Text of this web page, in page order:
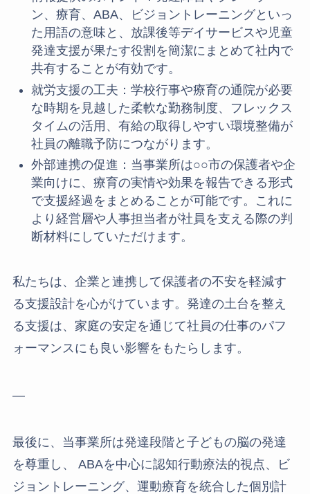
ン、療育、ABA、ビジョントレーニングといっ
た用語の意味と、放課後等デイサービスや児童
発達支援が果たす役割を簡潔にまとめて社内で
共有することが有効です。
就労支援の工夫：学校行事や療育の通院が必要
な時期を見越した柔軟な勤務制度、フレックス
タイムの活用、有給の取得しやすい環境整備が
社員の離職予防につながります。
外部連携の促進：当事業所は○○市の保護者や企
業向けに、療育の実情や効果を報告できる形式
で支援経過をまとめることが可能です。これに
より経営層や人事担当者が社員を支える際の判
断材料にしていただけます。
私たちは、企業と連携して保護者の不安を軽減す
る支援設計を心がけています。発達の土台を整え
る支援は、家庭の安定を通じて社員の仕事のパフ
ォーマンスにも良い影響をもたらします。
—
最後に、当事業所は発達段階と子どもの脳の発達
を尊重し、 ABAを中心に認知行動療法的視点、ビ
ジョントレーニング、運動療育を統合した個別計